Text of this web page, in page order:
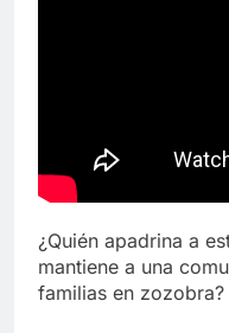
¿Quién apadrina a
mantiene a una
familias en zozobra?